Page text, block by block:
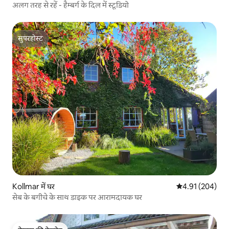
अलग तरह से रहें - हैम्बर्ग के दिल में स्टूडियो
सुपरहोस्ट
सुपरहोस्ट
Kollmar में घर औसत रेटिंग 5 में से
4.91 (204)
सेब के बगीचे के साथ डाइक पर आरामदायक घर